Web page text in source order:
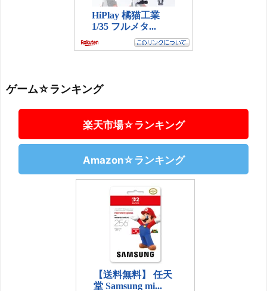
ゲーム☆ランキング
楽天市場☆ランキング
Amazon☆ランキング